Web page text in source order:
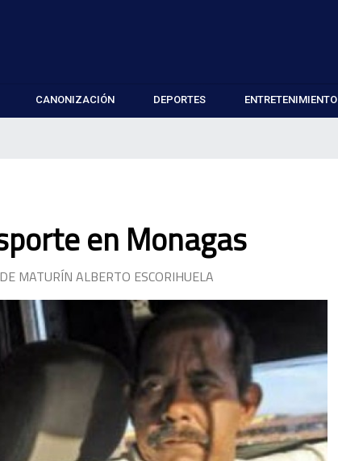
CANONIZACIÓN DEPORTES ENTRETENIMIENTO
en Monagas
MATURÍN ALBERTO ESCORIHUELA